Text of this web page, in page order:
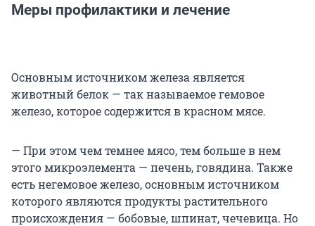
Меры профилактики и лечение
Основным источником железа является
животный белок — так называемое гемовое
железо, которое содержится в красном мясе.
— При этом чем темнее мясо, тем больше в нем
этого микроэлемента — печень, говядина. Также
есть негемовое железо, основным источником
которого являются продукты растительного
происхождения — бобовые, шпинат, чечевица. Но